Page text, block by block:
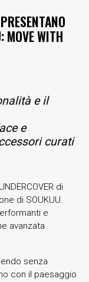
MOVE WITH
e il
e
curati
di
di SOUKUU.
e
avanzata
senza
con il paesaggio